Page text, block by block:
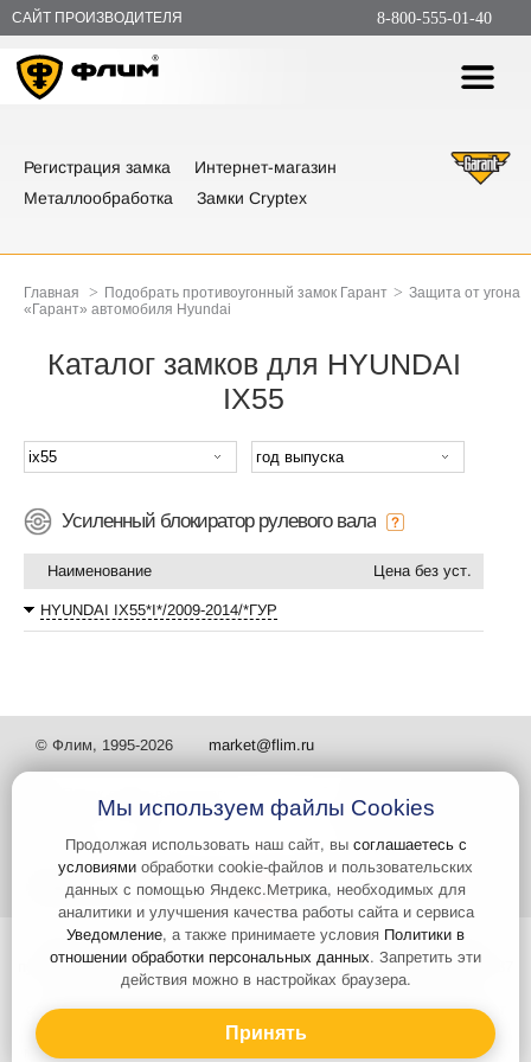
САЙТ ПРОИЗВОДИТЕЛЯ 8-800-555-01-40
Регистрация замка
Интернет-магазин
Металлообработка
Замки Cryptex
Главная > Подобрать противоугонный замок Гарант > Защита от угона
«Гарант» автомобиля Hyundai
Каталог замков для HYUNDAI
IX55
Усиленный блокиратор рулевого вала
Наименование Цена без уст.
HYUNDAI IX55*I*/2009-2014/*ГУР
© Флим, 1995-2026 market@flim.ru
Задать вопрос Контакты
Интернет-сайт носит информационный характер и не является
публичной офертой, которая определяется положениями статьи 437
Гражданского кодекса РФ. Информация о характеристиках и
стоимости товаров, указанных на сайте, условия доставки может
быть изменена в одностороннем порядке. Информация по ценам,
может отличаться от фактической, к моменту оформления заказа.
Мы используем файлы Cookies
Продолжая использовать наш сайт, вы соглашаетесь с
условиями обработки cookie-файлов и пользовательских
данных с помощью Яндекс.Метрика, необходимых для
аналитики и улучшения качества работы сайта и сервиса
Уведомление, а также принимаете условия Политики в
отношении обработки персональных данных. Запретить эти
действия можно в настройках браузера.
Принять